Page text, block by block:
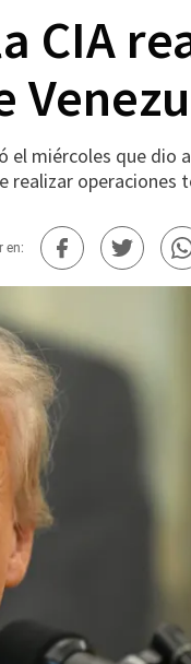
CIA
miércoles que dio
operaciones
en: